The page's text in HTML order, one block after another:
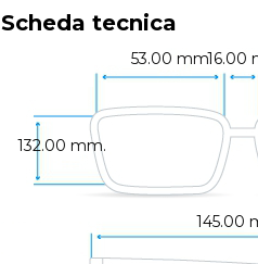
Scheda tecnica
53.00 mm.16.00
145.00
132.00 mm.